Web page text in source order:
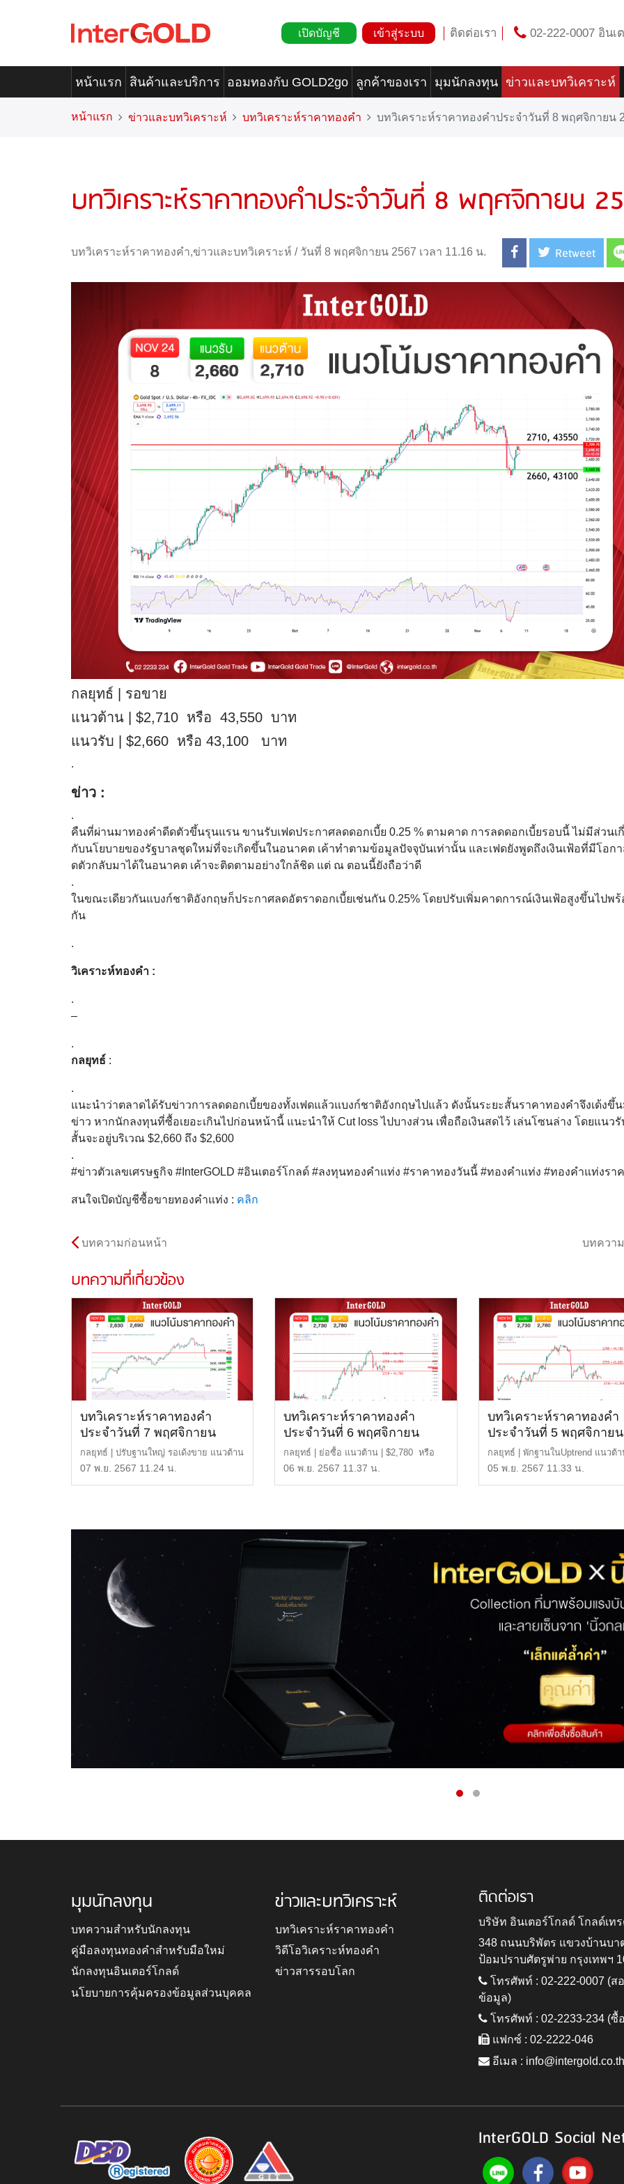
เปิดบัญชี เข้าสู่ระบบ ติดต่อเรา 02-222-0007 อินเ
หน้าแรก สินค้าและบริการ ออมทองกับ GOLD2go ลูกค้าของเรา มุมนักลงทุน ข่าวและบทวิเคราะห์
หน้าแรก ข่าวและบทวิเคราะห์ บทวิเคราะห์ราคาทองคำ บทวิเคราะห์ราคาทองคำประจำวันที่ 8 พฤศจิกายน
บทวิเคราะห์ราคาทองคำประจำวันที่ 8 พฤศจิกายน
บทวิเคราะห์ราคาทองคำ,ข่าวและบทวิเคราะห์ / วันที่ 8 พฤศจิกายน 2567 เวลา 11.16 น. Retweet
กลยุทธ์ | รอขาย
แนวต้าน | $2,710 หรือ 43,550 บาท
แนวรับ | $2,660 หรือ 43,100 บาท
.
ข่าว :
.
คืนที่ผ่านมาทองคำดีดตัวขึ้นรุนแรน ขานรับเฟดประกาศลดดอกเบี้ย 0.25 % ตามคาด การลดดอกเบี้ยรอบนี้ ไม่มีส่วนเ
กับนโยบายของรัฐบาลชุดใหม่ที่จะเกิดขึ้นในอนาคต เค้าทำตามข้อมูลปัจจุบันเท่านั้น และเฟดยังพูดถึงเงินเฟ้อที่มีโอก
ดตัวกลับมาได้ในอนาคต เค้าจะติดตามอย่างใกล้ชิด แต่ ณ ตอนนี้ยังถือว่าดี
.
ในขณะเดียวกันแบงก์ชาติอังกฤษก็ประกาศลดอัตราดอกเบี้ยเช่นกัน 0.25% โดยปรับเพิ่มคาดการณ์เงินเฟ้อสูงขึ้นไปพร้
กัน
.
วิเคราะห์ทองคำ :
.
–
.
กลยุทธ์ :
.
แนะนำว่าตลาดได้รับข่าวการลดดอกเบี้ยของทั้งเฟดแล้วแบงก์ชาติอังกฤษไปแล้ว ดังนั้นระยะสั้นราคาทองคำจึงเด้งขึ้
ข่าว หากนักลงทุนที่ซื้อเยอะเกินไปก่อนหน้านี้ แนะนำให้ Cut loss ไปบางส่วน เพื่อถือเงินสดไว้ เล่นโซนล่าง โดยแนวรั
สั้นจะอยู่บริเวณ $2,660 ถึง $2,600
.
#ข่าวตัวเลขเศรษฐกิจ #InterGOLD #อินเตอร์โกลด์ #ลงทุนทองคำแท่ง #ราคาทองวันนี้ #ทองคำแท่ง #ทองคำแท่งรา
สนใจเปิดบัญชีซื้อขายทองคำแท่ง : คลิก
บทความก่อนหน้า บทควา
บทความที่เกี่ยวข้อง
บทวิเคราะห์ราคาทองคำ
ประจำวันที่ 7 พฤศจิกายน
2567
กลยุทธ์ | ปรับฐานใหญ่ รอเด้งขาย แนวต้าน
| $2,690 หรือ […]
07 พ.ย. 2567 11.24 น.
บทวิเคราะห์ราคาทองคำ
ประจำวันที่ 6 พฤศจิกายน
2567
กลยุทธ์ | ย่อซื้อ แนวต้าน | $2,780 หรือ
44,100 บาท แ […]
06 พ.ย. 2567 11.37 น.
บทวิเคราะห์ราคาทองคำ
ประจำวันที่ 5 พฤศจิกายน
2567
กลยุทธ์ | พักฐานในUptrend แนวต้
$2,780 หรือ 44,10 […]
05 พ.ย. 2567 11.33 น.
มุมนักลงทุน
บทความสำหรับนักลงทุน
คู่มือลงทุนทองคำสำหรับมือใหม่
นักลงทุนอินเตอร์โกลด์
นโยบายการคุ้มครองข้อมูลส่วนบุคคล
ข่าวและบทวิเคราะห์
บทวิเคราะห์ราคาทองคำ
วิดีโอวิเคราะห์ทองคำ
ข่าวสารรอบโลก
ติดต่อเรา
บริษัท อินเตอร์โกลด์ โกลด์เท
348 ถนนบริพัตร แขวงบ้านบา
ป้อมปราบศัตรูพ่าย กรุงเทพฯ
โทรศัพท์ : 02-222-0007 (ส
ข้อมูล)
โทรศัพท์ : 02-2233-234 (ซื้
แฟกซ์ : 02-2222-046
อีเมล : info@intergold.co.th
InterGOLD Social